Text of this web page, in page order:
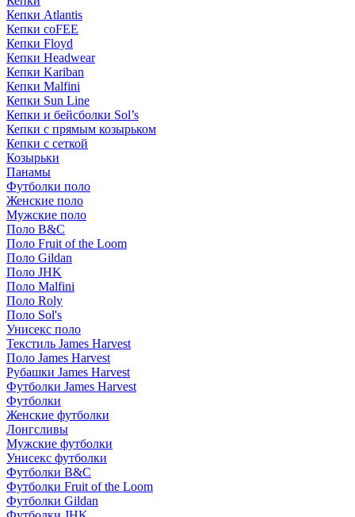
Кепки Atlantis
Кепки coFEE
Кепки Floyd
Кепки Headwear
Кепки Kariban
Кепки Malfini
Кепки Sun Line
Кепки и бейсболки Sol’s
Кепки с прямым козырьком
Кепки с сеткой
Козырьки
Панамы
Футболки поло
Женские поло
Мужские поло
Поло B&C
Поло Fruit of the Loom
Поло Gildan
Поло JHK
Поло Malfini
Поло Roly
Поло Sol's
Унисекс поло
Текстиль James Harvest
Поло James Harvest
Рубашки James Harvest
Футболки James Harvest
Футболки
Женские футболки
Лонгсливы
Мужские футболки
Унисекс футболки
Футболки B&C
Футболки Fruit of the Loom
Футболки Gildan